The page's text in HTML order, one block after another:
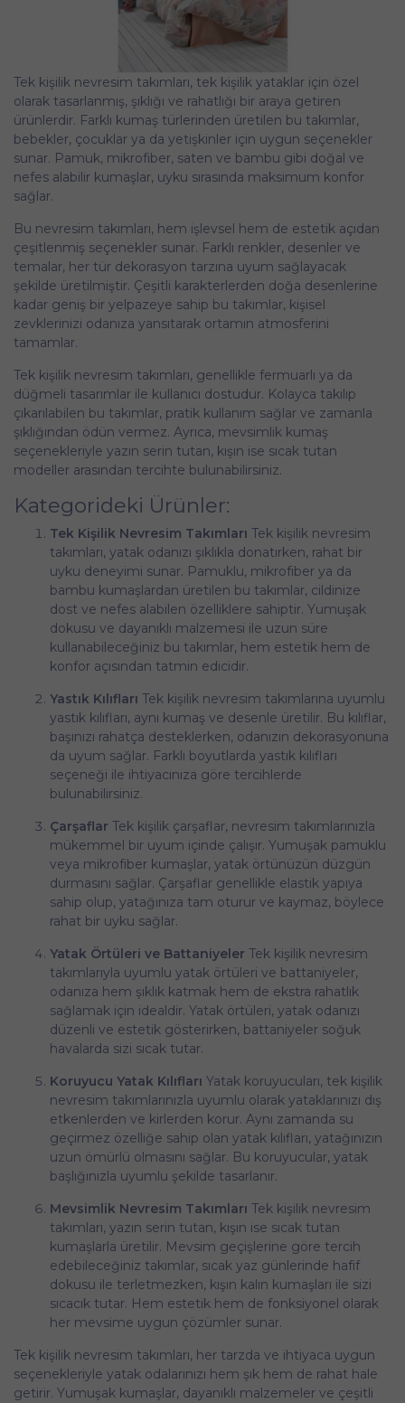
Tek kişilik nevresim takımları, tek kişilik yataklar için özel
olarak tasarlanmış, şıklığı ve rahatlığı bir araya getiren
ürünlerdir. Farklı kumaş türlerinden üretilen bu takımlar,
bebekler, çocuklar ya da yetişkinler için uygun seçenekler
sunar. Pamuk, mikrofiber, saten ve bambu gibi doğal ve
nefes alabilir kumaşlar, uyku sırasında maksimum konfor
sağlar.
Bu nevresim takımları, hem işlevsel hem de estetik açıdan
çeşitlenmiş seçenekler sunar. Farklı renkler, desenler ve
temalar, her tür dekorasyon tarzına uyum sağlayacak
şekilde üretilmiştir. Çeşitli karakterlerden doğa desenlerine
kadar geniş bir yelpazeye sahip bu takımlar, kişisel
zevklerinizi odanıza yansıtarak ortamın atmosferini
tamamlar.
Tek kişilik nevresim takımları, genellikle fermuarlı ya da
düğmeli tasarımlar ile kullanıcı dostudur. Kolayca takılıp
çıkarılabilen bu takımlar, pratik kullanım sağlar ve zamanla
şıklığından ödün vermez. Ayrıca, mevsimlik kumaş
seçenekleriyle yazın serin tutan, kışın ise sıcak tutan
modeller arasından tercihte bulunabilirsiniz.
Kategorideki Ürünler:
Tek Kişilik Nevresim Takımları Tek kişilik nevresim
takımları, yatak odanızı şıklıkla donatırken, rahat bir
uyku deneyimi sunar. Pamuklu, mikrofiber ya da
bambu kumaşlardan üretilen bu takımlar, cildinize
dost ve nefes alabilen özelliklere sahiptir. Yumuşak
dokusu ve dayanıklı malzemesi ile uzun süre
kullanabileceğiniz bu takımlar, hem estetik hem de
konfor açısından tatmin edicidir.
Yastık Kılıfları Tek kişilik nevresim takımlarına uyumlu
yastık kılıfları, aynı kumaş ve desenle üretilir. Bu kılıflar,
başınızı rahatça desteklerken, odanızın dekorasyonuna
da uyum sağlar. Farklı boyutlarda yastık kılıfları
seçeneği ile ihtiyacınıza göre tercihlerde
bulunabilirsiniz.
Çarşaflar Tek kişilik çarşaflar, nevresim takımlarınızla
mükemmel bir uyum içinde çalışır. Yumuşak pamuklu
veya mikrofiber kumaşlar, yatak örtünüzün düzgün
durmasını sağlar. Çarşaflar genellikle elastik yapıya
sahip olup, yatağınıza tam oturur ve kaymaz, böylece
rahat bir uyku sağlar.
Yatak Örtüleri ve Battaniyeler Tek kişilik nevresim
takımlarıyla uyumlu yatak örtüleri ve battaniyeler,
odanıza hem şıklık katmak hem de ekstra rahatlık
sağlamak için idealdir. Yatak örtüleri, yatak odanızı
düzenli ve estetik gösterirken, battaniyeler soğuk
havalarda sizi sıcak tutar.
Koruyucu Yatak Kılıfları Yatak koruyucuları, tek kişilik
nevresim takımlarınızla uyumlu olarak yataklarınızı dış
etkenlerden ve kirlerden korur. Aynı zamanda su
geçirmez özelliğe sahip olan yatak kılıfları, yatağınızın
uzun ömürlü olmasını sağlar. Bu koruyucular, yatak
başlığınızla uyumlu şekilde tasarlanır.
Mevsimlik Nevresim Takımları Tek kişilik nevresim
takımları, yazın serin tutan, kışın ise sıcak tutan
kumaşlarla üretilir. Mevsim geçişlerine göre tercih
edebileceğiniz takımlar, sıcak yaz günlerinde hafif
dokusu ile terletmezken, kışın kalın kumaşları ile sizi
sıcacık tutar. Hem estetik hem de fonksiyonel olarak
her mevsime uygun çözümler sunar.
Tek kişilik nevresim takımları, her tarzda ve ihtiyaca uygun
seçenekleriyle yatak odalarınızı hem şık hem de rahat hale
getirir. Yumuşak kumaşlar, dayanıklı malzemeler ve çeşitli